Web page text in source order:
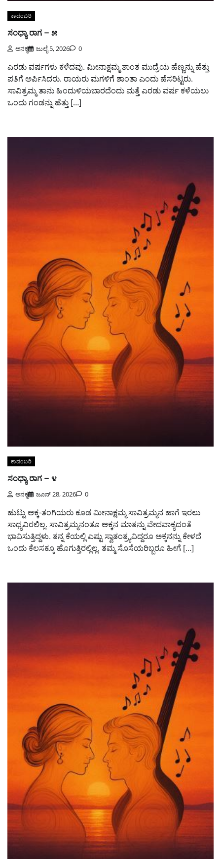
ಕಾದಂಬರಿ
ಸಂಧ್ಯಾ ರಾಗ – ೫
ಅನಕೃ ಜುಲೈ 5, 2026 0
ಎರಡು ವರ್ಷಗಳು ಕಳೆದವು. ಮೀನಾಕ್ಷಮ್ಮ ಶಾಂತ ಮುದ್ರೆಯ ಹೆಣ್ಣನ್ನು ಹೆತ್ತು
ಪತಿಗೆ ಅರ್ಪಿಸಿದರು. ರಾಯರು ಮಗಳಿಗೆ ಶಾಂತಾ ಎಂದು ಹೆಸರಿಟ್ಟರು.
ಸಾವಿತ್ರಮ್ಮ ತಾನು ಹಿಂದುಳಿಯಬಾರದೆಂದು ಮತ್ತೆ ಎರಡು ವರ್ಷ ಕಳೆಯಲು
ಒಂದು ಗಂಡನ್ನು ಹೆತ್ತು […]
ಕಾದಂಬರಿ
ಸಂಧ್ಯಾ ರಾಗ – ೪
ಅನಕೃ ಜೂನ್ 28, 2026 0
ಹುಟ್ಟು ಅಕ್ಕ-ತಂಗಿಯರು ಕೂಡ ಮೀನಾಕ್ಷಮ್ಮ ಸಾವಿತ್ರಮ್ಮನ ಹಾಗೆ ಇರಲು
ಸಾಧ್ಯವಿರಲಿಲ್ಲ. ಸಾವಿತ್ರಮ್ಮನಂತೂ ಅಕ್ಕನ ಮಾತನ್ನು ವೇದವಾಕ್ಯದಂತೆ
ಭಾವಿಸುತ್ತಿದ್ದಳು. ತನ್ನ ಕೆಯಲ್ಲಿ ಎಷ್ಟು ಸ್ವಾತಂತ್ರ್ಯವಿದ್ದರೂ ಅಕ್ಕನನ್ನು ಕೇಳದೆ
ಒಂದು ಕೆಲಸಕ್ಕೂ ಹೊಗುತ್ತಿರಲ್ಲಿಲ್ಲ. ತಮ್ಮ ಸೊಸೆಯರಿಬ್ಬರೂ ಹೀಗೆ […]